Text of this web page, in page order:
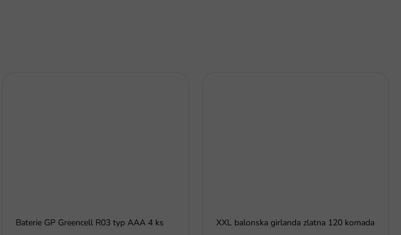
Baterie GP Greencell R03 typ AAA 4 ks XXL balonska girlanda zlatna 120 komada